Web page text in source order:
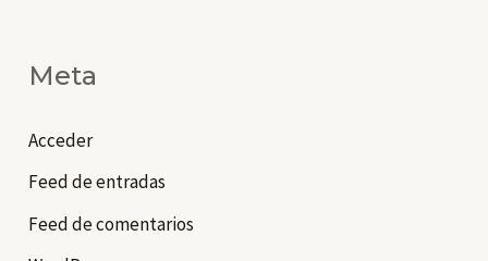
Meta
Acceder
Feed de entradas
Feed de comentarios